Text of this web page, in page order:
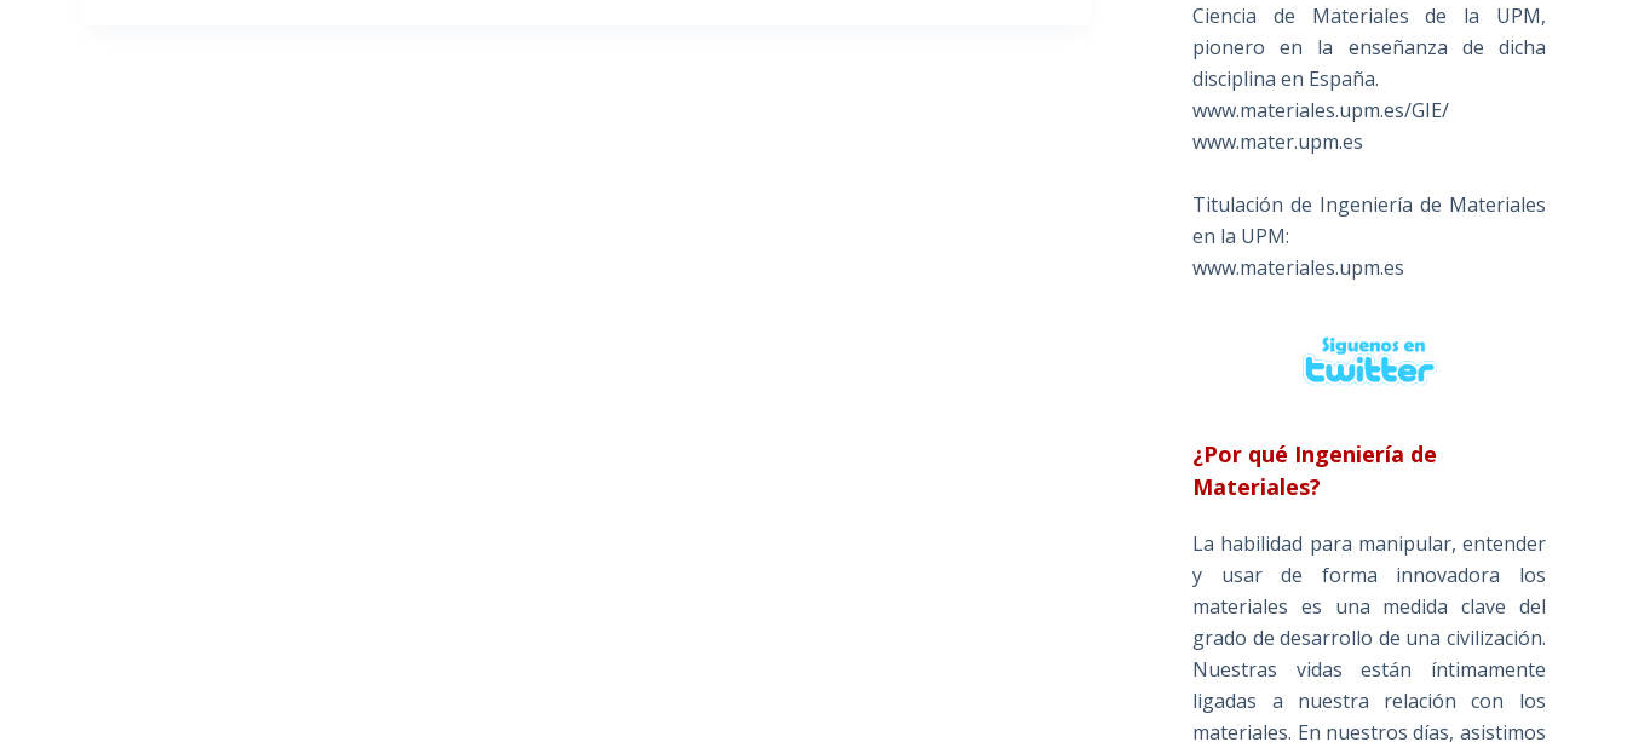
Ciencia de Materiales de la UPM,
pionero en la enseñanza de dicha
disciplina en España.
www.materiales.upm.es/GIE/
www.mater.upm.es
Titulación de Ingeniería de Materiales
en la UPM:
www.materiales.upm.es
¿Por qué Ingeniería de
Materiales?
La habilidad para manipular, entender
y usar de forma innovadora los
materiales es una medida clave del
grado de desarrollo de una civilización.
Nuestras vidas están íntimamente
ligadas a nuestra relación con los
materiales. En nuestros días, asistimos